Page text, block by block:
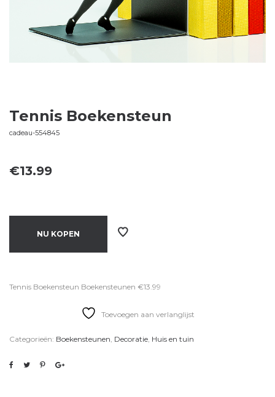
Tennis Boekensteun
cadeau-554845
€13.99
NU KOPEN
Tennis Boekensteun Boekensteunen €13.99
Toevoegen aan verlanglijst
Categorieën: Boekensteunen, Decoratie, Huis en tuin